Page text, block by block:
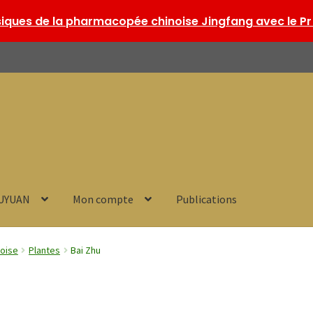
Mon compte Publications
Plantes Bai Zhu
de la pharmacopée chinoise Jingfang avec le